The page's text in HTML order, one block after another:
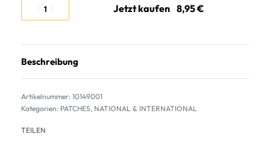
Jetzt kaufen
Beschreibung
10149001
Kategorien: PATCHES, NATIONAL & INTERNATIONAL
TEILEN